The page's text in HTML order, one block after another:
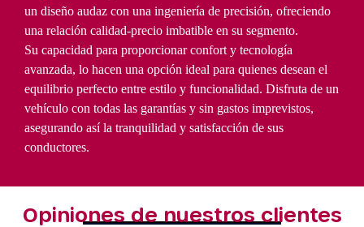
un diseño audaz con una ingeniería de precisión, ofreciendo
una relación calidad-precio imbatible en su segmento.
Su capacidad para proporcionar confort y tecnología
avanzada, lo hacen una opción ideal para quienes desean el
equilibrio perfecto entre estilo y funcionalidad. Disfruta de un
vehículo con todas las garantías y sin gastos imprevistos,
asegurando así la tranquilidad y satisfacción de sus
conductores.
Opiniones de nuestros clientes